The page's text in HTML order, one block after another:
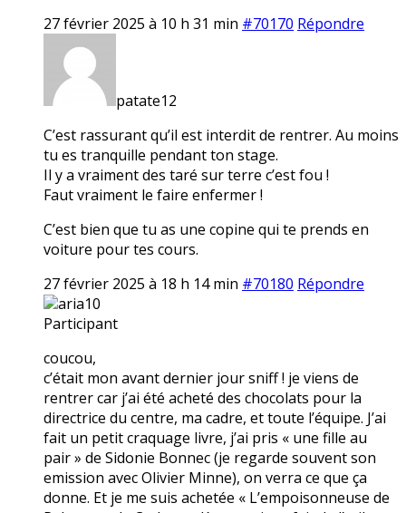
27 février 2025 à 10 h 31 min #70170 Répondre
patate12
C’est rassurant qu’il est interdit de rentrer. Au moins
tu es tranquille pendant ton stage.
Il y a vraiment des taré sur terre c’est fou !
Faut vraiment le faire enfermer !
C’est bien que tu as une copine qui te prends en
voiture pour tes cours.
27 février 2025 à 18 h 14 min #70180 Répondre
aria10
Participant
coucou,
c’était mon avant dernier jour sniff ! je viens de
rentrer car j’ai été acheté des chocolats pour la
directrice du centre, ma cadre, et toute l’équipe. J’ai
fait un petit craquage livre, j’ai pris « une fille au
pair » de Sidonie Bonnec (je regarde souvent son
emission avec Olivier Minne), on verra ce que ça
donne. Et je me suis achetée « L’empoisonneuse de